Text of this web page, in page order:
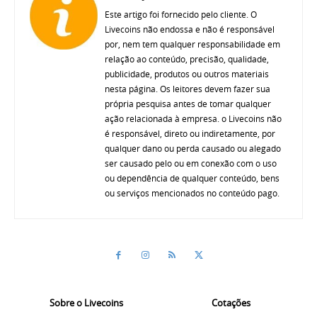
Este artigo foi fornecido pelo cliente. O
Livecoins não endossa e não é responsável
por, nem tem qualquer responsabilidade em
relação ao conteúdo, precisão, qualidade,
publicidade, produtos ou outros materiais
nesta página. Os leitores devem fazer sua
própria pesquisa antes de tomar qualquer
ação relacionada à empresa. o Livecoins não
é responsável, direto ou indiretamente, por
qualquer dano ou perda causado ou alegado
ser causado pelo ou em conexão com o uso
ou dependência de qualquer conteúdo, bens
ou serviços mencionados no conteúdo pago.
Sobre o Livecoins Cotações